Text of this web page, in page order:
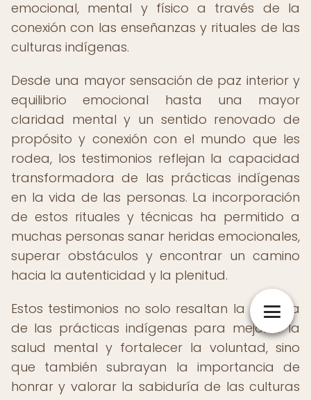
emocional, mental y físico a través de la
conexión con las enseñanzas y rituales de las
culturas indígenas.
Desde una mayor sensación de paz interior y
equilibrio emocional hasta una mayor
claridad mental y un sentido renovado de
propósito y conexión con el mundo que les
rodea, los testimonios reflejan la capacidad
transformadora de las prácticas indígenas
en la vida de las personas. La incorporación
de estos rituales y técnicas ha permitido a
muchas personas sanar heridas emocionales,
superar obstáculos y encontrar un camino
hacia la autenticidad y la plenitud.
Estos testimonios no solo resaltan la eficacia
de las prácticas indígenas para mejorar la
salud mental y fortalecer la voluntad, sino
que también subrayan la importancia de
honrar y valorar la sabiduría de las culturas